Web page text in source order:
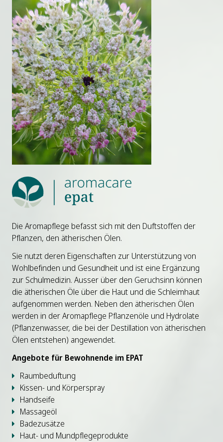
Die Aromapflege befasst sich mit den Duftstoffen der
Pflanzen, den ätherischen Ölen.
Sie nutzt deren Eigenschaften zur Unterstützung von
Wohlbefinden und Gesundheit und ist eine Ergänzung
zur Schulmedizin. Ausser über den Geruchsinn können
die ätherischen Öle über die Haut und die Schleimhaut
aufgenommen werden. Neben den ätherischen Ölen
werden in der Aromapflege Pflanzenöle und Hydrolate
(Pflanzenwasser, die bei der Destillation von ätherischen
Ölen entstehen) angewendet.
Angebote für Bewohnende im EPAT
Raumbeduftung
Kissen- und Körperspray
Handseife
Massageöl
Badezusätze
Haut- und Mundpflegeprodukte